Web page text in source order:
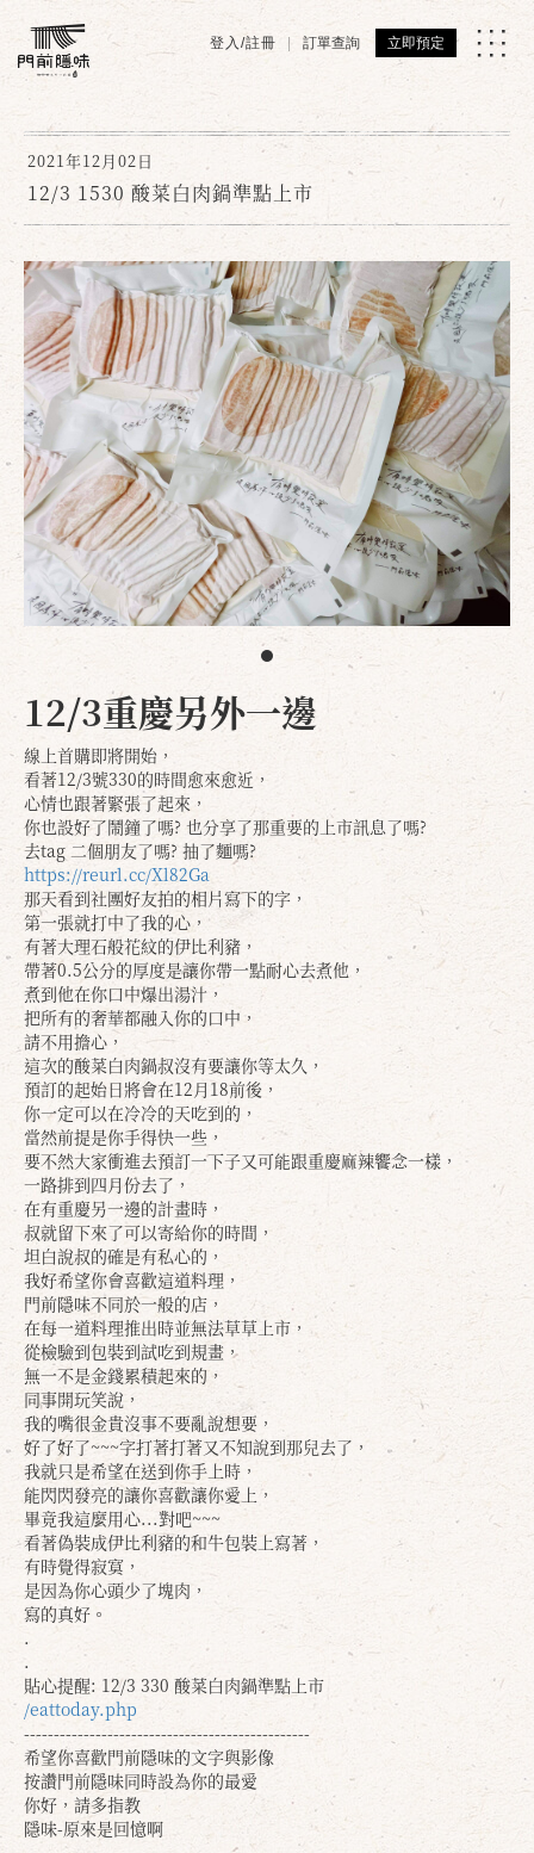
登入/註冊 訂單查詢 立即預定
2021年12月02日
12/3 1530 酸菜白肉鍋準點上市
12/3重慶另外一邊
線上首購即將開始，
看著12/3號330的時間愈來愈近，
心情也跟著緊張了起來，
你也設好了鬧鐘了嗎? 也分享了那重要的上市訊息了嗎?
去tag 二個朋友了嗎? 抽了麵嗎?
https://reurl.cc/Xl82Ga
那天看到社團好友拍的相片寫下的字，
第一張就打中了我的心，
有著大理石般花紋的伊比利豬，
帶著0.5公分的厚度是讓你帶一點耐心去煮他，
煮到他在你口中爆出湯汁，
把所有的奢華都融入你的口中，
請不用擔心，
這次的酸菜白肉鍋叔沒有要讓你等太久，
預訂的起始日將會在12月18前後，
你一定可以在冷冷的天吃到的，
當然前提是你手得快一些，
要不然大家衝進去預訂一下子又可能跟重慶麻辣饗念一樣，
一路排到四月份去了，
在有重慶另一邊的計畫時，
叔就留下來了可以寄給你的時間，
坦白說叔的確是有私心的，
我好希望你會喜歡這道料理，
門前隱味不同於一般的店，
在每一道料理推出時並無法草草上市，
從檢驗到包裝到試吃到規畫，
無一不是金錢累積起來的，
同事開玩笑說，
我的嘴很金貴沒事不要亂說想要，
好了好了~~~字打著打著又不知說到那兒去了，
我就只是希望在送到你手上時，
能閃閃發亮的讓你喜歡讓你愛上，
畢竟我這麼用心...對吧~~~
看著偽裝成伊比利豬的和牛包裝上寫著，
有時覺得寂寞，
是因為你心頭少了塊肉，
寫的真好。
.
.
貼心提醒: 12/3 330 酸菜白肉鍋準點上市
/eattoday.php
------------------------------------------------
希望你喜歡門前隱味的文字與影像
按讚門前隱味同時設為你的最愛
你好，請多指教
隱味-原來是回憶啊
確定